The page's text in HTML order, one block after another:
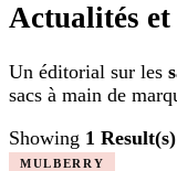
Actualités
Un éditorial sur les
sacs à main de
Showing 1 Result(s)
MULBERRY